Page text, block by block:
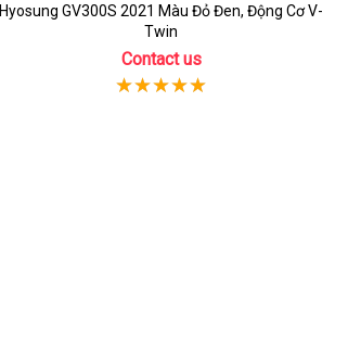
Hyosung GV300S 2021 Màu Đỏ Đen, Động Cơ V-
Twin
Contact us